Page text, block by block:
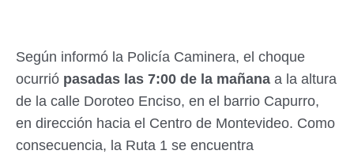
Según informó la Policía Caminera, el choque
ocurrió pasadas las 7:00 de la mañana a la altura
de la calle Doroteo Enciso, en el barrio Capurro,
en dirección hacia el Centro de Montevideo. Como
consecuencia, la Ruta 1 se encuentra